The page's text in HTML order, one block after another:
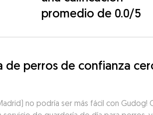
promedio de 0.0/5
perros de confianza
no podría ser más fácil con